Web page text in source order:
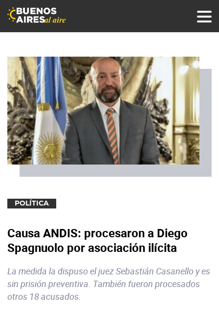
POLÍTICA
Causa ANDIS: procesaron a Diego
Spagnuolo por asociación ilícita
La medida la dispuso el juez Sebastián Casanello y es
sin prisión preventiva. También fueron procesados
otros 18 acusados.